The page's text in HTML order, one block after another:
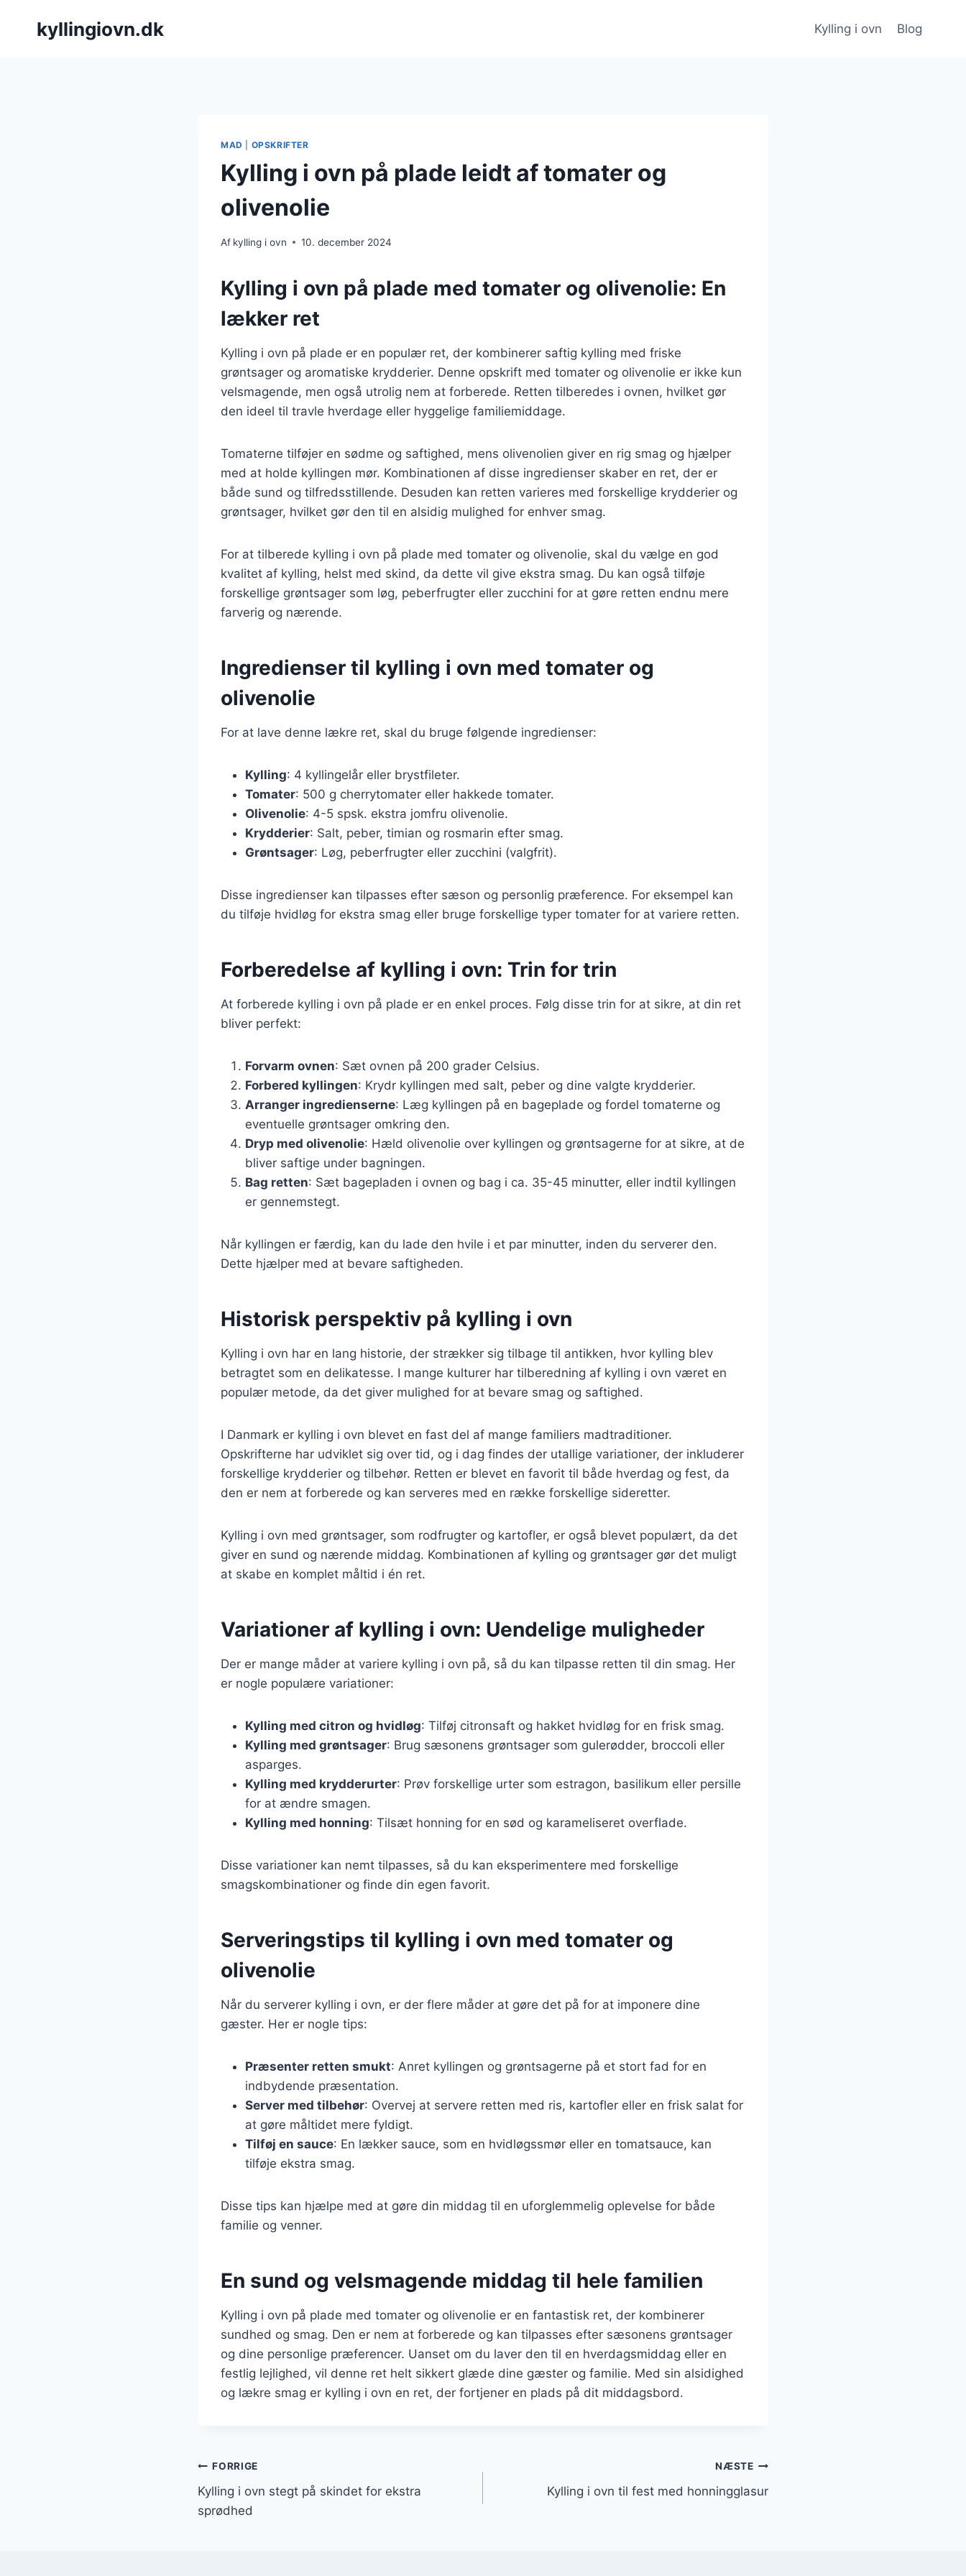
kyllingiovn.dk Kylling i ovn Blog
MAD OPSKRIFTER
Kylling i ovn på plade leidt af tomater og
olivenolie
Af kylling i ovn 10. december 2024
Kylling i ovn på plade med tomater og olivenolie: En
lækker ret
Kylling i ovn på plade er en populær ret, der kombinerer saftig kylling med friske
grøntsager og aromatiske krydderier. Denne opskrift med tomater og olivenolie er ikke kun
velsmagende, men også utrolig nem at forberede. Retten tilberedes i ovnen, hvilket gør
den ideel til travle hverdage eller hyggelige familiemiddage.
Tomaterne tilføjer en sødme og saftighed, mens olivenolien giver en rig smag og hjælper
med at holde kyllingen mør. Kombinationen af disse ingredienser skaber en ret, der er
både sund og tilfredsstillende. Desuden kan retten varieres med forskellige krydderier og
grøntsager, hvilket gør den til en alsidig mulighed for enhver smag.
For at tilberede kylling i ovn på plade med tomater og olivenolie, skal du vælge en god
kvalitet af kylling, helst med skind, da dette vil give ekstra smag. Du kan også tilføje
forskellige grøntsager som løg, peberfrugter eller zucchini for at gøre retten endnu mere
farverig og nærende.
Ingredienser til kylling i ovn med tomater og
olivenolie
For at lave denne lækre ret, skal du bruge følgende ingredienser:
Kylling: 4 kyllingelår eller brystfileter.
Tomater: 500 g cherrytomater eller hakkede tomater.
Olivenolie: 4-5 spsk. ekstra jomfru olivenolie.
Krydderier: Salt, peber, timian og rosmarin efter smag.
Grøntsager: Løg, peberfrugter eller zucchini (valgfrit).
Disse ingredienser kan tilpasses efter sæson og personlig præference. For eksempel kan
du tilføje hvidløg for ekstra smag eller bruge forskellige typer tomater for at variere retten.
Forberedelse af kylling i ovn: Trin for trin
At forberede kylling i ovn på plade er en enkel proces. Følg disse trin for at sikre, at din ret
bliver perfekt:
Forvarm ovnen: Sæt ovnen på 200 grader Celsius.
Forbered kyllingen: Krydr kyllingen med salt, peber og dine valgte krydderier.
Arranger ingredienserne: Læg kyllingen på en bageplade og fordel tomaterne og
eventuelle grøntsager omkring den.
Dryp med olivenolie: Hæld olivenolie over kyllingen og grøntsagerne for at sikre, at de
bliver saftige under bagningen.
Bag retten: Sæt bagepladen i ovnen og bag i ca. 35-45 minutter, eller indtil kyllingen
er gennemstegt.
Når kyllingen er færdig, kan du lade den hvile i et par minutter, inden du serverer den.
Dette hjælper med at bevare saftigheden.
Historisk perspektiv på kylling i ovn
Kylling i ovn har en lang historie, der strækker sig tilbage til antikken, hvor kylling blev
betragtet som en delikatesse. I mange kulturer har tilberedning af kylling i ovn været en
populær metode, da det giver mulighed for at bevare smag og saftighed.
I Danmark er kylling i ovn blevet en fast del af mange familiers madtraditioner.
Opskrifterne har udviklet sig over tid, og i dag findes der utallige variationer, der inkluderer
forskellige krydderier og tilbehør. Retten er blevet en favorit til både hverdag og fest, da
den er nem at forberede og kan serveres med en række forskellige sideretter.
Kylling i ovn med grøntsager, som rodfrugter og kartofler, er også blevet populært, da det
giver en sund og nærende middag. Kombinationen af kylling og grøntsager gør det muligt
at skabe en komplet måltid i én ret.
Variationer af kylling i ovn: Uendelige muligheder
Der er mange måder at variere kylling i ovn på, så du kan tilpasse retten til din smag. Her
er nogle populære variationer:
Kylling med citron og hvidløg: Tilføj citronsaft og hakket hvidløg for en frisk smag.
Kylling med grøntsager: Brug sæsonens grøntsager som gulerødder, broccoli eller
asparges.
Kylling med krydderurter: Prøv forskellige urter som estragon, basilikum eller persille
for at ændre smagen.
Kylling med honning: Tilsæt honning for en sød og karameliseret overflade.
Disse variationer kan nemt tilpasses, så du kan eksperimentere med forskellige
smagskombinationer og finde din egen favorit.
Serveringstips til kylling i ovn med tomater og
olivenolie
Når du serverer kylling i ovn, er der flere måder at gøre det på for at imponere dine
gæster. Her er nogle tips:
Præsenter retten smukt: Anret kyllingen og grøntsagerne på et stort fad for en
indbydende præsentation.
Server med tilbehør: Overvej at servere retten med ris, kartofler eller en frisk salat for
at gøre måltidet mere fyldigt.
Tilføj en sauce: En lækker sauce, som en hvidløgssmør eller en tomatsauce, kan
tilføje ekstra smag.
Disse tips kan hjælpe med at gøre din middag til en uforglemmelig oplevelse for både
familie og venner.
En sund og velsmagende middag til hele familien
Kylling i ovn på plade med tomater og olivenolie er en fantastisk ret, der kombinerer
sundhed og smag. Den er nem at forberede og kan tilpasses efter sæsonens grøntsager
og dine personlige præferencer. Uanset om du laver den til en hverdagsmiddag eller en
festlig lejlighed, vil denne ret helt sikkert glæde dine gæster og familie. Med sin alsidighed
og lækre smag er kylling i ovn en ret, der fortjener en plads på dit middagsbord.
Indlægsnavigation
FORRIGE
Kylling i ovn stegt på skindet for ekstra
sprødhed
NÆSTE
Kylling i ovn til fest med honningglasur